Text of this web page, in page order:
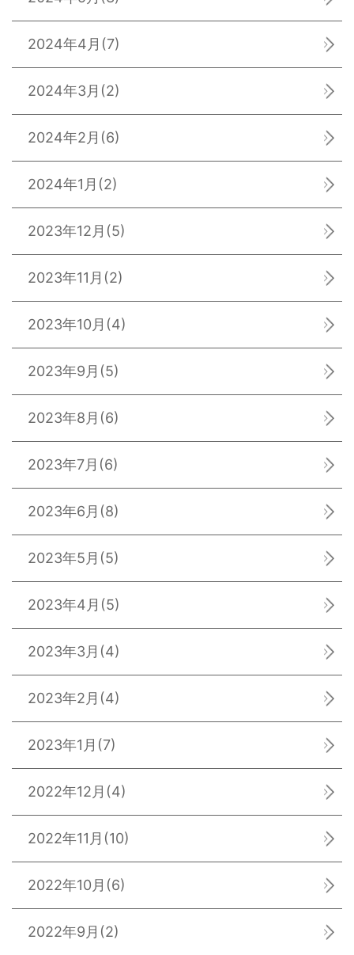
2024年4月 (7)
2024年3月 (2)
2024年2月 (6)
2024年1月 (2)
2023年12月 (5)
2023年11月 (2)
2023年10月 (4)
2023年9月 (5)
2023年8月 (6)
2023年7月 (6)
2023年6月 (8)
2023年5月 (5)
2023年4月 (5)
2023年3月 (4)
2023年2月 (4)
2023年1月 (7)
2022年12月 (4)
2022年11月 (10)
2022年10月 (6)
2022年9月 (2)